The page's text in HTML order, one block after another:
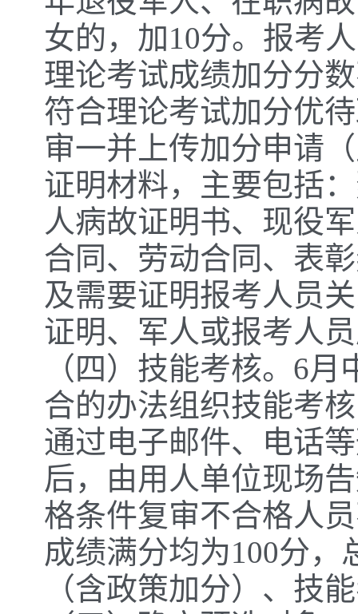
女的，加10分。报考
理论考试成绩加分分
符合理论考试加分优
审一并上传加分申请
证明材料，主要包括
人病故证明书、现役
合同、劳动合同、表
及需要证明报考人员
证明、军人或报考人
（四）技能考核。6
合的办法组织技能考
通过电子邮件、电话
后，由用人单位现场
格条件复审不合格人
成绩满分均为100分
（含政策加分）、技